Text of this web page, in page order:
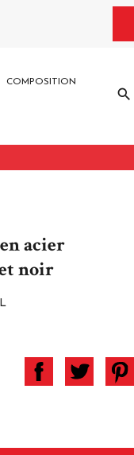
COMPOSITION
search
acier
noir